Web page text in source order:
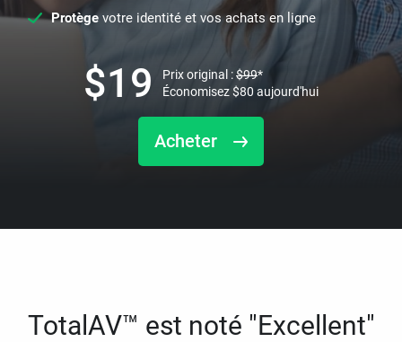
Protège votre identité et vos achats en ligne
Acheter
$19 Prix original :$99*
Économisez$80 aujourd'hui
TotalAV™ est noté "Excellent"